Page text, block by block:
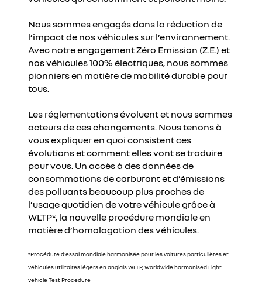
Nous sommes engagés dans la réduction de
l’impact de nos véhicules sur l’environnement.
Avec notre engagement Zéro Emission (Z.E.) et
nos véhicules 100% électriques, nous sommes
pionniers en matière de mobilité durable pour
tous.
Les réglementations évoluent et nous sommes
acteurs de ces changements. Nous tenons à
vous expliquer en quoi consistent ces
évolutions et comment elles vont se traduire
pour vous. Un accès à des données de
consommations de carburant et d’émissions
des polluants beaucoup plus proches de
l’usage quotidien de votre véhicule grâce à
WLTP*, la nouvelle procédure mondiale en
matière d’homologation des véhicules.
*Procédure d'essai mondiale harmonisée pour les voitures particulières et
véhicules utilitaires légers en anglais WLTP, Worldwide harmonised Light
vehicle Test Procedure